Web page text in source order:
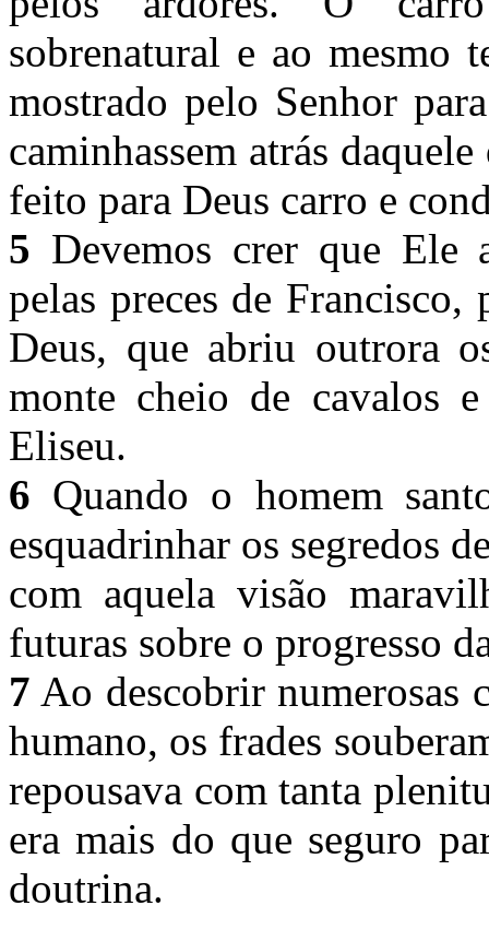
sobrenatural e ao mesmo
mostrado pelo Senhor
caminhassem atrás
feito para Deus carro e
5 Devemos crer que Ele
pelas preces de Francisco,
Deus, que abriu outrora
monte cheio de cavalos
Eliseu.
6 Quando o homem
esquadrinhar os segredos
com aquela visão
futuras sobre o progresso
7 Ao descobrir numerosas
humano, os frades
repousava com tanta
era mais do que seguro
doutrina.